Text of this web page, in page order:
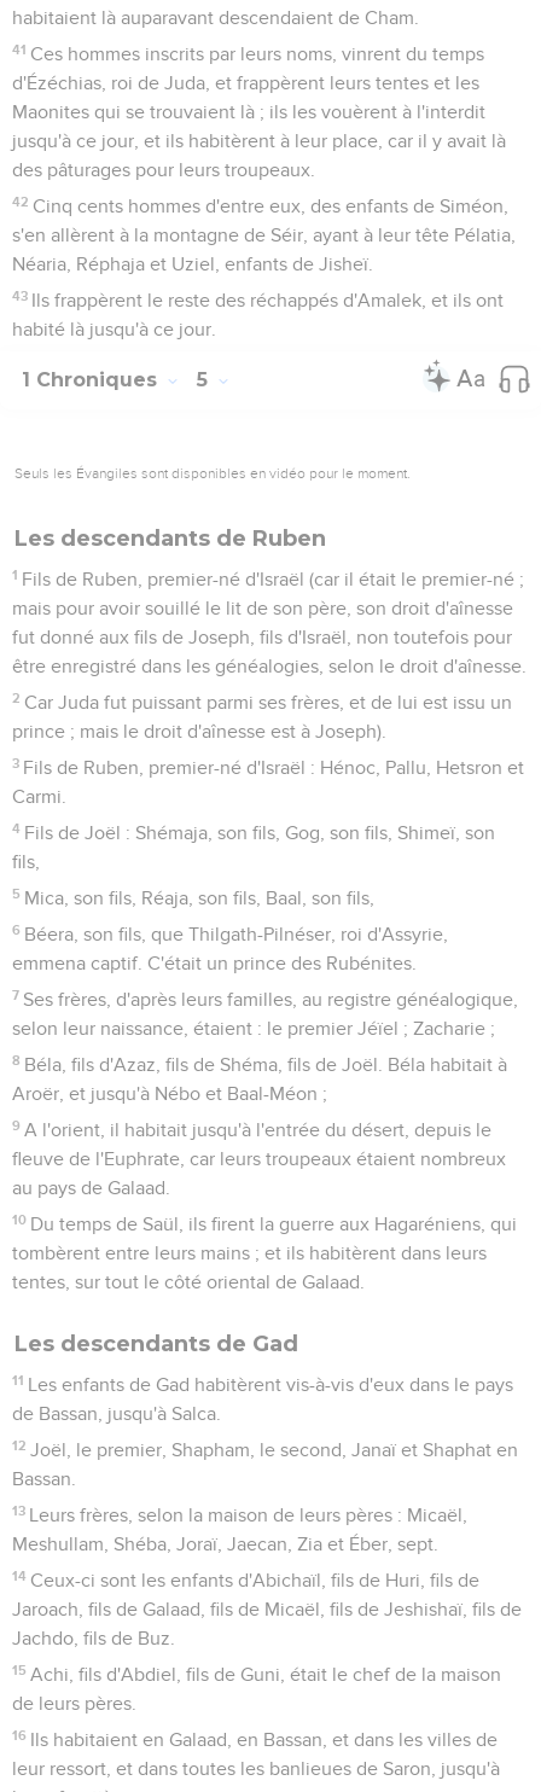
habitaient là auparavant descendaient de Cham.
41 Ces hommes inscrits par leurs noms, vinrent du temps
d'Ézéchias, roi de Juda, et frappèrent leurs tentes et les
Maonites qui se trouvaient là ; ils les vouèrent à l'interdit
jusqu'à ce jour, et ils habitèrent à leur place, car il y avait là
des pâturages pour leurs troupeaux.
42 Cinq cents hommes d'entre eux, des enfants de Siméon,
s'en allèrent à la montagne de Séir, ayant à leur tête Pélatia,
Néaria, Réphaja et Uziel, enfants de Jisheï.
43 Ils frappèrent le reste des réchappés d'Amalek, et ils ont
habité là jusqu'à ce jour.
1 Chroniques 5
Seuls les Évangiles sont disponibles en vidéo pour le moment.
Les descendants de Ruben
1 Fils de Ruben, premier-né d'Israël (car il était le premier-né ;
mais pour avoir souillé le lit de son père, son droit d'aînesse
fut donné aux fils de Joseph, fils d'Israël, non toutefois pour
être enregistré dans les généalogies, selon le droit d'aînesse.
2 Car Juda fut puissant parmi ses frères, et de lui est issu un
prince ; mais le droit d'aînesse est à Joseph).
3 Fils de Ruben, premier-né d'Israël : Hénoc, Pallu, Hetsron et
Carmi.
4 Fils de Joël : Shémaja, son fils, Gog, son fils, Shimeï, son
fils,
5 Mica, son fils, Réaja, son fils, Baal, son fils,
6 Béera, son fils, que Thilgath-Pilnéser, roi d'Assyrie,
emmena captif. C'était un prince des Rubénites.
7 Ses frères, d'après leurs familles, au registre généalogique,
selon leur naissance, étaient : le premier Jéïel ; Zacharie ;
8 Béla, fils d'Azaz, fils de Shéma, fils de Joël. Béla habitait à
Aroër, et jusqu'à Nébo et Baal-Méon ;
9 A l'orient, il habitait jusqu'à l'entrée du désert, depuis le
fleuve de l'Euphrate, car leurs troupeaux étaient nombreux
au pays de Galaad.
10 Du temps de Saül, ils firent la guerre aux Hagaréniens, qui
tombèrent entre leurs mains ; et ils habitèrent dans leurs
tentes, sur tout le côté oriental de Galaad.
Les descendants de Gad
11 Les enfants de Gad habitèrent vis-à-vis d'eux dans le pays
de Bassan, jusqu'à Salca.
12 Joël, le premier, Shapham, le second, Janaï et Shaphat en
Bassan.
13 Leurs frères, selon la maison de leurs pères : Micaël,
Meshullam, Shéba, Joraï, Jaecan, Zia et Éber, sept.
14 Ceux-ci sont les enfants d'Abichaïl, fils de Huri, fils de
Jaroach, fils de Galaad, fils de Micaël, fils de Jeshishaï, fils de
Jachdo, fils de Buz.
15 Achi, fils d'Abdiel, fils de Guni, était le chef de la maison
de leurs pères.
16 Ils habitaient en Galaad, en Bassan, et dans les villes de
leur ressort, et dans toutes les banlieues de Saron, jusqu'à